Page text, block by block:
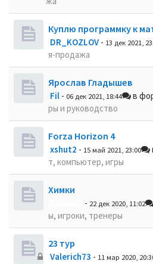
Куплю программку к
DR_KOZLOV - 13 дек 2021,
я-продажа
Ярослав Гладышев
Fil - 06 дек 2021, 18:44 в
ры и руководство
Forza Horizon 4
xshut2 - 15 май 2021, 23:00
т, компьютер, игры
Химки
- 22 дек 2020, 11:02
ы, игроки, тренеры
23 тур
Valerich73 - 11 мар 2020,